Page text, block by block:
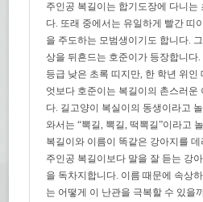
주인공 복길이는 합기도장에 다니는
다. 또래 중에서는 유일하게 빨간 띠
을 주도하는 모범생이기도 합니다.
상을 뒤흔드는 호준이가 등장합니다
등급 낮은 초록 띠지만, 한 학년 위인
엇보다 호준이는 복길이의 촌스러운
다. 길고양이 복실이의 동생이라고
와서는 “뽁길, 뽁길, 떡뽁길”이라고
복길이와 이름이 똑같은 강아지를
주인공 복길이보다 말을 잘 듣는 강
을 독차지합니다. 이름 때문에 속상
는 어떻게 이 난관을 극복할 수 있을